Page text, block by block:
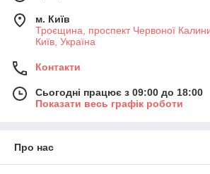
м. Київ
Троєщина, проспект Червоної
Київ, Україна
Контакти
Сьогодні працює з 09:00 до 18:00
Показати весь графік роботи
Про нас